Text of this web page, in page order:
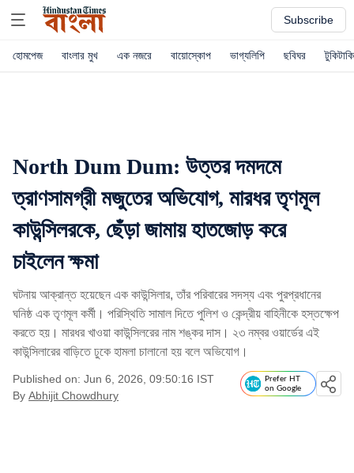
Subscribe
হোমপেজ বাংলার মুখ এক নজরে বায়োস্কোপ ভাগ্যলিপি ছবিঘর টুকিটাকি
North Dum Dum: উত্তর দমদমে
ত্রাণসামগ্রী মজুতের অভিযোগ, মারধর তৃণমূল
কাউন্সিলরকে, ছেঁড়া জামায় হাতজোড় করে
চাইলেন ক্ষমা
ঘটনায় আক্রান্ত হয়েছেন এক কাউন্সিলার, তাঁর পরিবারের সদস্য এবং পুরপ্রধানের
ঘনিষ্ঠ এক তৃণমূল কর্মী। পরিস্থিতি সামাল দিতে পুলিশ ও কেন্দ্রীয় বাহিনীকে হস্তক্ষেপ
করতে হয়। মারধর খাওয়া কাউন্সিলরের নাম শঙ্কর দাস। ২৩ নম্বর ওয়ার্ডের এই
কাউন্সিলারের বাড়িতে ঢুকে হামলা চালানো হয় বলে অভিযোগ।
Published on: Jun 6, 2026, 09:50:16 IST
By Abhijit Chowdhury
Prefer HT
on Google